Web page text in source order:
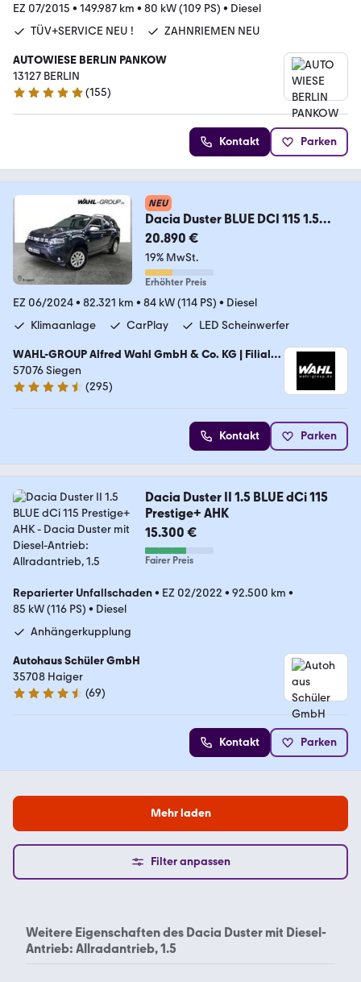
EZ 07/2015 • 149.987 km • 80 kW (109 PS) • Diesel
TÜV+SERVICE NEU !
ZAHNRIEMEN NEU
AUTOWIESE BERLIN PANKOW
13127 BERLIN
4.9 Sterne
(155)
Kontakt Parken
NEU
Dacia Duster BLUE DCI 115 1.5
EXPRESSION 4WD *KAMERA*A
20.890 €
19% MwSt.
Erhöhter Preis
EZ 06/2024• 82.321 km • 84 kW (114 PS) • Diesel
Klimaanlage
CarPlay LED Scheinwerfer
WAHL-GROUP Alfred Wahl GmbH & Co. KG | Filiale
Siegen
57076 Siegen
4.3 Sterne
(295)
Kontakt Parken
Dacia Duster II 1.5 BLUE dCi 115
Prestige+ AHK
15.300 €
Fairer Preis
Reparierter Unfallschaden• EZ 02/2022 • 92.500 km •
85 kW (116 PS) • Diesel
Anhängerkupplung
Autohaus Schüler GmbH
35708 Haiger
4.7 Sterne
(69)
Kontakt Parken
Mehr laden
Filter anpassen
Weitere Eigenschaften des Dacia Duster mit Diesel-
Antrieb: Allradantrieb, 1.5